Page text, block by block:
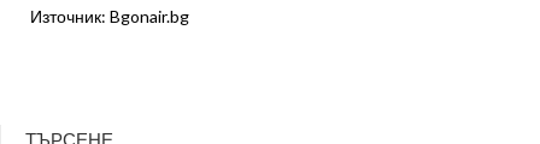
Източник: Bgonair.bg
ТЪРСЕНЕ